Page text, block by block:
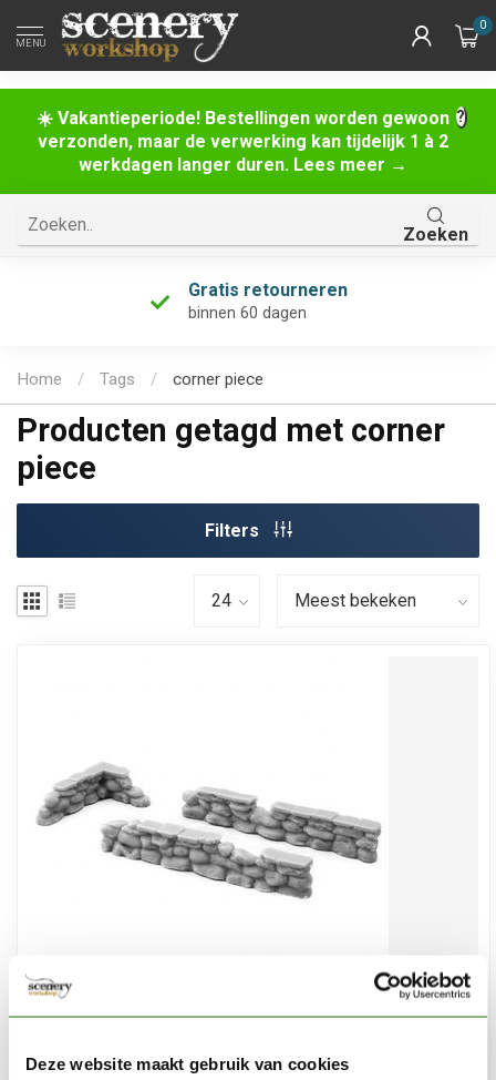
Deze website maakt gebruik van cookies
☀️ Vakantieperiode! Bestellingen worden gewoon
verzonden, maar de verwerking kan tijdelijk 1 à 2
werkdagen langer duren. Lees meer →
MENU
0
Zoeken
Gratis retourneren
binnen 60 dagen
Home / Tags / corner piece
Producten getagd met corner
piece
Filters
Stone Walls - 3x - MM-0052